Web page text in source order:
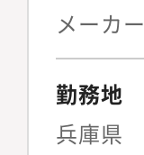
メーカー
勤務地
兵庫県